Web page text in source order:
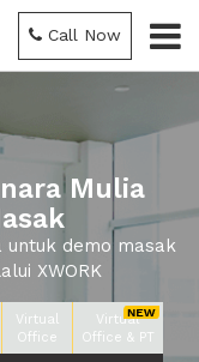
Call Now
Mulia
untuk demo masak
XWORK
Virtual
Office
Virtual
Office & PT